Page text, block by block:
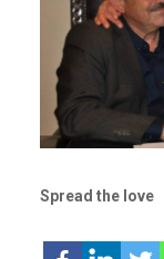
Spread the love